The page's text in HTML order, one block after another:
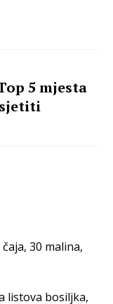
5 mjesta
30 malina,
listova bosiljka,